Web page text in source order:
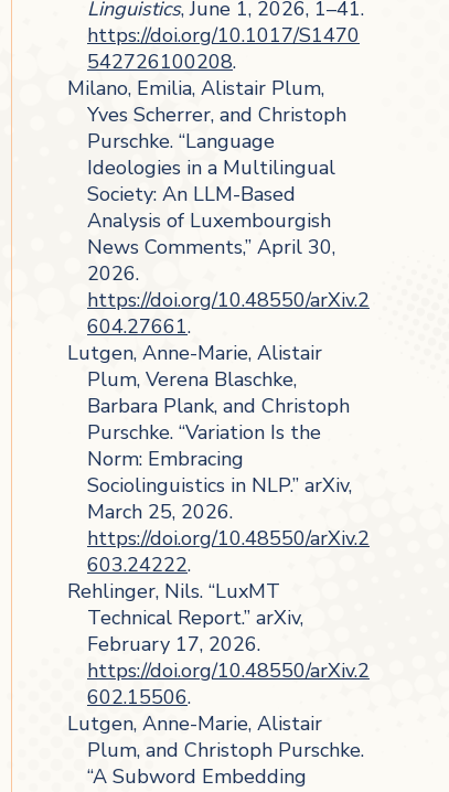
Linguistics, June 1, 2026, 1–41.
https://doi.org/10.1017/S1470
542726100208.
Milano, Emilia, Alistair Plum,
Yves Scherrer, and Christoph
Purschke. “Language
Ideologies in a Multilingual
Society: An LLM-Based
Analysis of Luxembourgish
News Comments,” April 30,
2026.
https://doi.org/10.48550/arXiv.2
604.27661.
Lutgen, Anne-Marie, Alistair
Plum, Verena Blaschke,
Barbara Plank, and Christoph
Purschke. “Variation Is the
Norm: Embracing
Sociolinguistics in NLP.” arXiv,
March 25, 2026.
https://doi.org/10.48550/arXiv.2
603.24222.
Rehlinger, Nils. “LuxMT
Technical Report.” arXiv,
February 17, 2026.
https://doi.org/10.48550/arXiv.2
602.15506.
Lutgen, Anne-Marie, Alistair
Plum, and Christoph Purschke.
“A Subword Embedding